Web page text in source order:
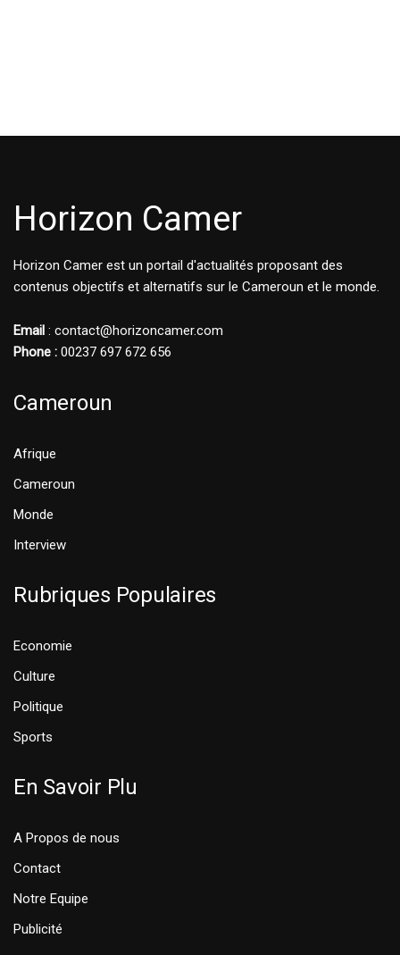
Horizon Camer
Horizon Camer est un portail d'actualités proposant des
contenus objectifs et alternatifs sur le Cameroun et le monde.
Email : contact@horizoncamer.com
Phone : 00237 697 672 656
Cameroun
Afrique
Cameroun
Monde
Interview
Rubriques Populaires
Economie
Culture
Politique
Sports
En Savoir Plu
A Propos de nous
Contact
Notre Equipe
Publicité